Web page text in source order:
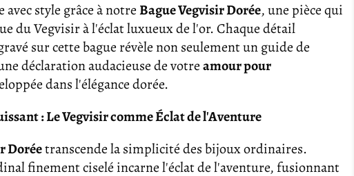
style grâce à notreBague Vegvisir Dorée, une pièce qui
du Vegvisir à l'éclat luxueux de l'or. Chaque détail
sur cette bague révèle non seulement un guide de
déclaration audacieuse de votreamour pour
dans l'élégance dorée.
: Le Vegvisir comme Éclat de l'Aventure
Doréetranscende la simplicité des bijoux ordinaires.
finement ciselé incarne l'éclat de l'aventure, fusionnant